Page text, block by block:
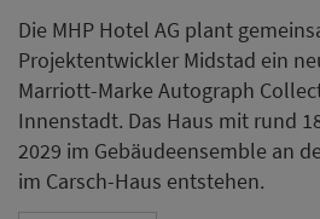
Die MHP Hotel AG plant
Projektentwickler Midstad ein
Marriott-Marke Autograph
Innenstadt. Das Haus mit rund
2029 im Gebäudeensemble an
im Carsch-Haus entstehen.